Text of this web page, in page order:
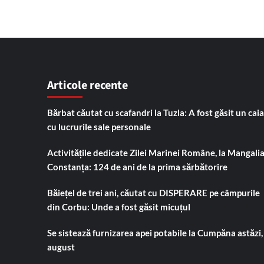
Articole recente
Bărbat căutat cu scafandri la Tuzla: A fost găsit un
cu lucrurile sale personale
Activitățile dedicate Zilei Marinei Române, la
Constanța: 124 de ani de la prima sărbătorire
Băiețel de trei ani, căutat cu DISPERARE pe câmpurile
din Corbu: Unde a fost găsit micuțul
Se sistează furnizarea apei potabile la Cumpăna
august